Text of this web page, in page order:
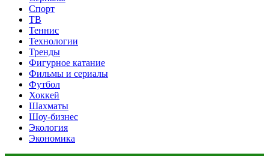
Спорт
ТВ
Теннис
Технологии
Тренды
Фигурное катание
Фильмы и сериалы
Футбол
Хоккей
Шахматы
Шоу-бизнес
Экология
Экономика